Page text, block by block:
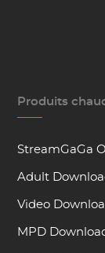
Produits
StreamGaGa
Adult
Video
MPD